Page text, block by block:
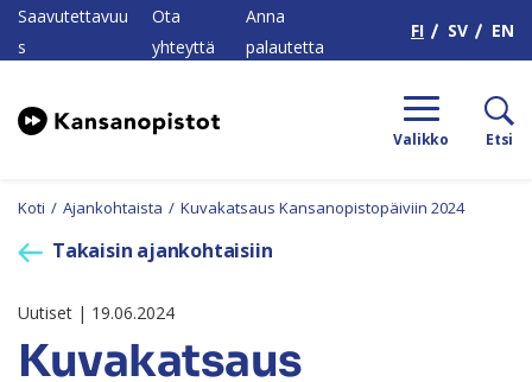
Saavutettavuu
s
Ota
yhteyttä
Anna
palautetta
FI SV EN
Valikko Etsi
Koti / Ajankohtaista / Kuvakatsaus Kansanopistopäiviin 2024
Takaisin ajankohtaisiin
Uutiset | 19.06.2024
Kuvakatsaus